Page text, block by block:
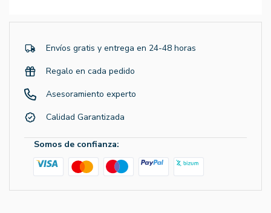
Envíos gratis y entrega en 24-48 horas
Regalo en cada pedido
Asesoramiento experto
Calidad Garantizada
Somos de confianza: